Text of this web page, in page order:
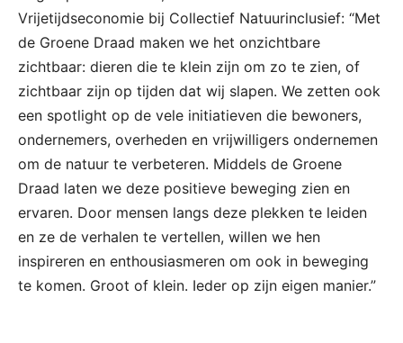
Vrijetijdseconomie bij Collectief Natuurinclusief: “Met
de Groene Draad maken we het onzichtbare
zichtbaar: dieren die te klein zijn om zo te zien, of
zichtbaar zijn op tijden dat wij slapen. We zetten ook
een spotlight op de vele initiatieven die bewoners,
ondernemers, overheden en vrijwilligers ondernemen
om de natuur te verbeteren. Middels de Groene
Draad laten we deze positieve beweging zien en
ervaren. Door mensen langs deze plekken te leiden
en ze de verhalen te vertellen, willen we hen
inspireren en enthousiasmeren om ook in beweging
te komen. Groot of klein. Ieder op zijn eigen manier.”